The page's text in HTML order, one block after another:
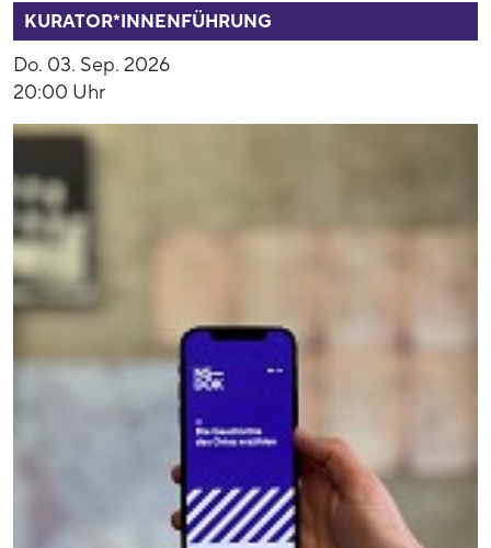
KURATOR*INNENFÜHRUNG
Do. 03. Sep. 2026
20:00 Uhr